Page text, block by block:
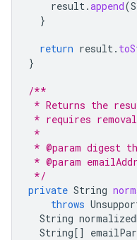
result.append(
}
return result.
}
/**
* Returns the
* requires
*
* @param digest
* @param
*/
private String
throws
String
String[]